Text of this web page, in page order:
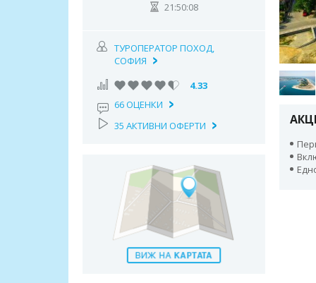
21:50:07
ТУРОПЕРАТОР ПОХОД,
СОФИЯ
4.33
66 ОЦЕНКИ
35 АКТИВНИ ОФЕРТИ